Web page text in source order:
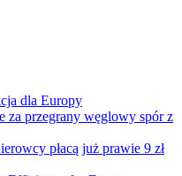
dla Europy
za przegrany węglowy spór z
płacą już prawie 9 zł